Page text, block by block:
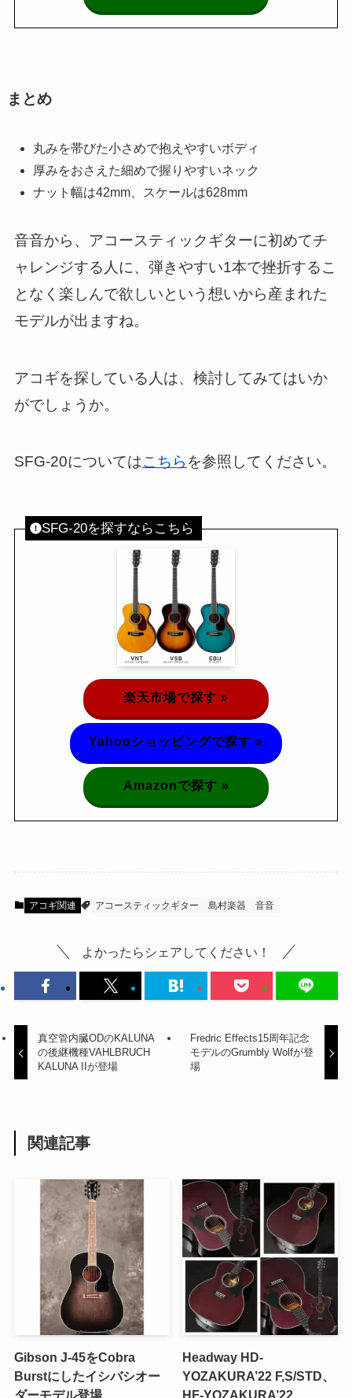
まとめ
丸みを帯びた小さめで抱えやすいボディ
厚みをおさえた細めで握りやすいネック
ナット幅は42mm、スケールは628mm
音音から、アコースティックギターに初めてチ
ャレンジする人に、弾きやすい1本で挫折するこ
となく楽しんで欲しいという想いから産まれた
モデルが出ますね。
アコギを探している人は、検討してみてはいか
がでしょうか。
SFG-20についてはこちら を参照してください。
SFG-20を探すならこちら
楽天市場で探す »
Yahooショッピングで探す »
Amazonで探す »
アコギ関連 アコースティックギター 島村楽器 音音
よかったらシェアしてください！
真空管内臓ODのKALUNA
の後継機種VAHLBRUCH
KALUNA IIが登場
Fredric Effects15周年記念
モデルのGrumbly Wolfが登
場
関連記事
Gibson J-45をCobra
Burstにしたイシバシオー
ダーモデル登場
Headway HD-
YOZAKURA’22 F,S/STD、
HF-YOZAKURA’22